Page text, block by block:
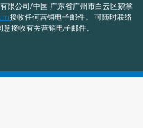
限公司/中国 广东省广州市白云区鹅掌
接收任何营销电子邮件。 可随时联络
接收有关营销电子邮件。